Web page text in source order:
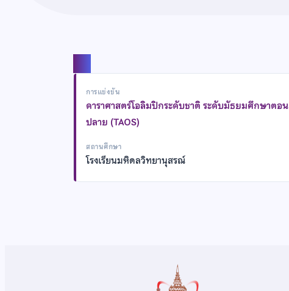
การแข่งขัน
ดาราศาสตร์โอลิมปิกระดับชาติ ระดับมัธยมศึกษาตอน
ปลาย (TAOS)
สถานศึกษา
โรงเรียนมหิดลวิทยานุสรณ์